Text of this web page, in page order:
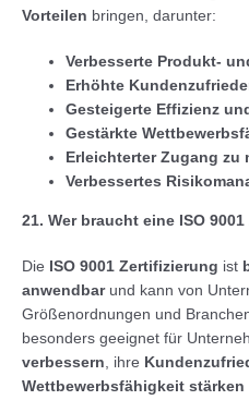
Vorteilen bringen, darunter:
Verbesserte Produkt-
Erhöhte
Gesteigerte Effizienz
Gestärkte
Erleichterter Zugang zu
Verbessertes
21. Wer braucht eine ISO
Die ISO 9001 Zertifizierung ist
anwendbarund kann von
Größenordnungen und
besonders geeignet für
verbessern , ihre
Wettbewerbsfähigkeit stärken